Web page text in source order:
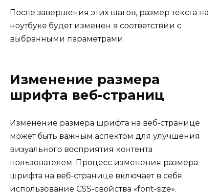
После завершения этих шагов, размер текста на
ноутбуке будет изменен в соответствии с
выбранными параметрами.
Изменение размера
шрифта веб-страниц
Изменение размера шрифта на веб-странице
может быть важным аспектом для улучшения
визуального восприятия контента
пользователем. Процесс изменения размера
шрифта на веб-странице включает в себя
использование CSS-свойства «font-size».